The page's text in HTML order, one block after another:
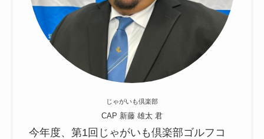
じゃがいも倶楽部
CAP 新藤 雄太 君
今年度、第1回じゃがいも倶楽部ゴルフコ